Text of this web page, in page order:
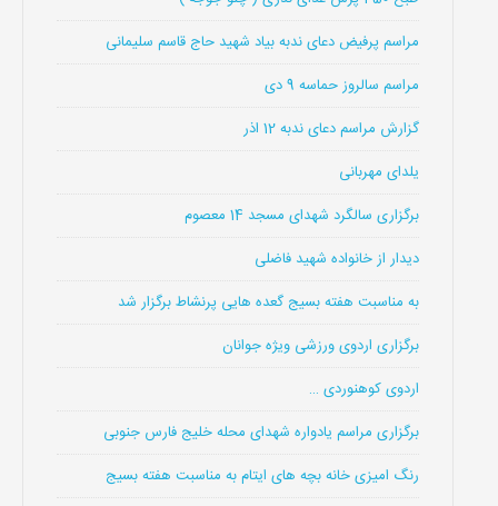
مراسم پرفیض دعای ندبه بیاد شهید حاج قاسم سلیمانی
مراسم سالروز حماسه 9 دی
گزارش مراسم دعای ندبه 12 اذر
یلدای مهربانی
برگزاری سالگرد شهدای مسجد 14 معصوم
دیدار از خانواده شهید فاضلی
به مناسبت هفته بسیج گعده هایی پرنشاط برگزار شد
برگزاری اردوی ورزشی ویژه جوانان
اردوی کوهنوردی …
برگزاری مراسم یادواره شهدای محله خلیج فارس جنوبی
رنگ امیزی خانه بچه های ایتام به مناسبت هفته بسیج